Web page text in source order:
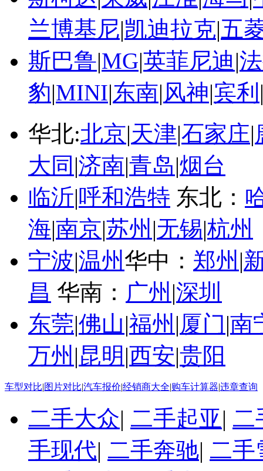
兰博基尼|凯迪拉克|五
斯巴鲁|MG|英菲尼迪|
豹|MINI|东南|风神|宾利
华北:北京|天津|石家庄|
大同 |济南|青岛|烟台
临沂|呼和浩特 东北：
海|南京|苏州 |无锡|杭州
宁波|温州华中： 郑州 |
昌 华南： 广州 |深圳
东莞|佛山|福州 |厦门|南
万州 |昆明 |西安|贵阳
车型对比|图片对比|汽车报价|经销商大全|购车计算器|违章查询
二手大众| 二手起亚| 二
手现代| 二手奔驰| 二手